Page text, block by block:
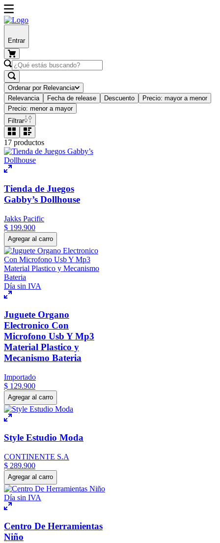
Entrar
Ordenar por Relevancia
Relevancia
Fecha de release Descuento
Precio: mayor a menor
Precio: menor a mayor
Filtrar
17 productos
Tienda de Juegos
Gabby’s Dollhouse
Jakks Pacific
$ 199.900
Agregar al carro
Día sin IVA
Juguete Organo
Electronico Con
Microfono Usb Y Mp3
Material Plastico y
Mecanismo Bateria
Importado
$ 129.900
Agregar al carro
Style Estudio Moda
CONTINENTE S.A
$ 289.900
Agregar al carro
Día sin IVA
Centro De Herramientas
Niño